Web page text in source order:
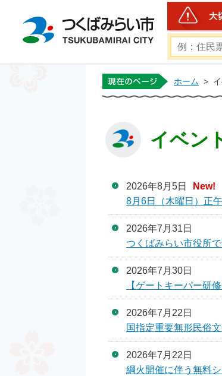
つくばみらい
大
ホーム >
イベン
2026年8月5日
New!
8月6日（木曜日）正
2026年7月31日
つくばみらい市役所
2026年7月30日
【ゲートキーパー研
2026年7月22日
国指定重要無形民俗
2026年7月22日
綱火開催に伴う無料